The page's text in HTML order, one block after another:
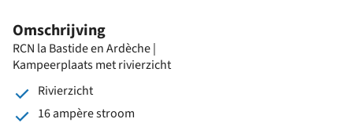
Omschrijving
RCN la Bastide en Ardèche |
Kampeerplaats met rivierzicht
Rivierzicht
16 ampère stroom